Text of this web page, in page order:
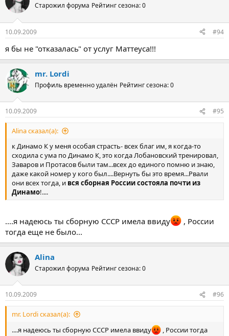
Старожил форума Рейтинг сезона: 0
10.09.2009 #94
я бы не "отказалась" от услуг Маттеуса!!!
mr. Lordi
Профиль временно удалён Рейтинг сезона: 0
10.09.2009 #95
Alina сказал(а):
к Динамо К у меня особая страсть- всех благ им, я когда-то
сходила с ума по Динамо К, это когда Лобановский тренировал,
Заваров и Протасов были там...всех до единого помню и знаю,
даже какой номер у кого был....Вернуть бы это время...Рвали
они всех тогда, и вся сборная России состояла почти из
Динамо!....
....я надеюсь ты сборную СССР имела ввиду
, России
тогда еще не было...
Alina
Старожил форума Рейтинг сезона: 0
10.09.2009 #96
mr. Lordi сказал(а):
....я надеюсь ты сборную СССР имела ввиду
, России тогда